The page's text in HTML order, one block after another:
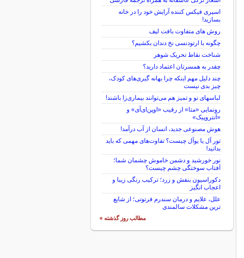
اسپری فیکس کننده آرایش خود را در خانه
بسازید!
روش های متفاوت بافت لیف
چگونه با ارتودنسی نخ دندان بکشیم؟
شناخت نقاط تحریک شوهر
چقدر به همسرتان اعتماد دارید؟
چند دلیل مهم اینکه چرا بهانه گیری‌های کودک،
چیز بدی نیست
لباس‎های نو و تمیز هم می‌توانند بیماری‌زا باشند!
رونمایی «متا» از رقیب «اوپن‌ای‌آی» و
«آنتروپیک»
هوش مصنوعی جدید، انسان از آب درآمد!
تور آل یا یوآل چیست؟ تفاوت‌های مهمی که باید
بدانید!
نور خورشید و دشمن خاموش چشمان شما؛
آفتاب سوختگی چشم چیست؟
دکوراسیون بنفش و زرد؛ ترکیب رنگی زیبا و
اعجاب انگیز
علل، علایم و درمان سندرم فرتوتی؛ از شایع
ترین مشکلات سالمندی
مطالب روز گذشته »